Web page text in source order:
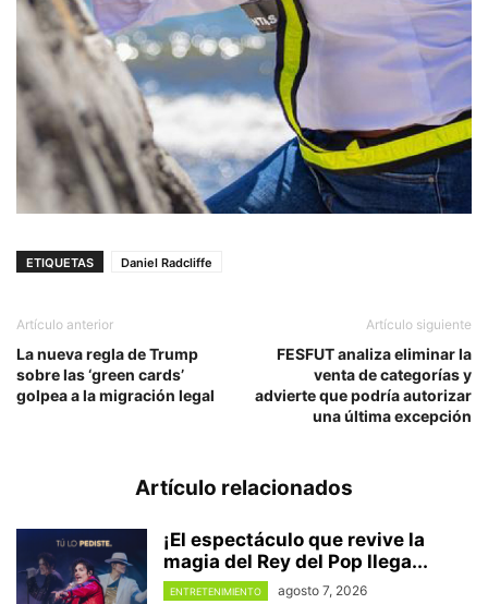
ETIQUETAS Daniel Radcliffe
Artículo anterior
La nueva regla de Trump
sobre las ‘green cards’
golpea a la migración legal
Artículo siguiente
FESFUT analiza eliminar la
venta de categorías y
advierte que podría autorizar
una última excepción
Artículo relacionados
¡El espectáculo que revive la
magia del Rey del Pop llega...
ENTRETENIMIENTO agosto 7, 2026